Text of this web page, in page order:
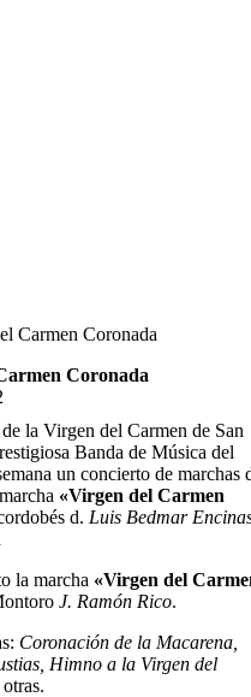
Carmen Coronada
Coronada
la Virgen del Carmen de San
Banda de Música del
un concierto de marchas
«Virgen del Carmen
d. Luis Bedmar
la marcha «Virgen del
J. Ramón Rico.
Coronación de la Macarena,
Himno a la Virgen del